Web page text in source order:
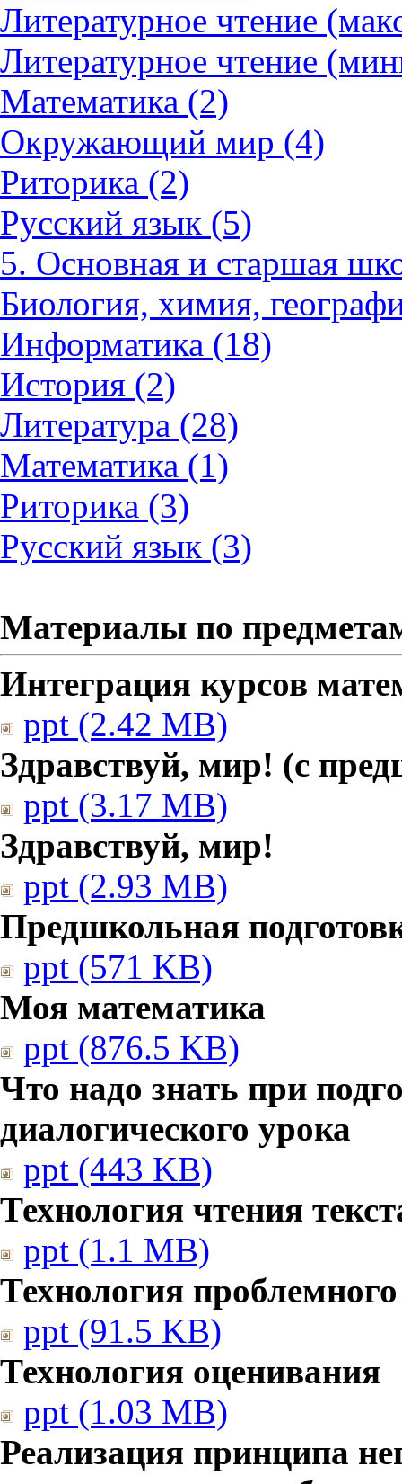
Литературное чтение
Литературное чтение
Математика (2)
Окружающий мир (4)
Риторика (2)
Русский язык (5)
5. Основная и старшая
Биология, химия,
Информатика (18)
История (2)
Литература (28)
Математика (1)
Риторика (3)
Русский язык (3)
Материалы по
Интеграция курсов
ppt (2.42 MB)
Здравствуй, мир! (с
ppt (3.17 MB)
Здравствуй, мир!
ppt (2.93 MB)
Предшкольная
ppt (571 KB)
Моя математика
ppt (876.5 KB)
Что надо знать при
диалогического урока
ppt (443 KB)
Технология чтения
ppt (1.1 MB)
Технология
ppt (91.5 KB)
Технология оценивания
ppt (1.03 MB)
Реализация принципа